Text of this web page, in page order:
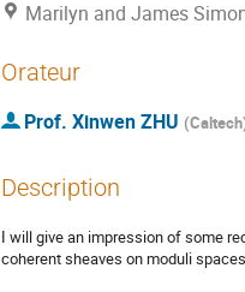
Marilyn and James
Orateur
Prof. Xinwen ZHU (Caltech
Description
I will give an impression of some
coherent sheaves on moduli